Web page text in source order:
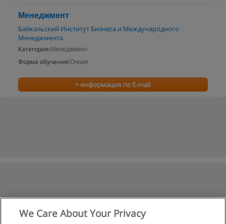
Менеджмент
Байкальский Институт Бизнеса и Международного
Менеджмента
Категория: Менеджмент
Форма обучения:Очная
+ информация по E-mail
We Care About Your Privacy